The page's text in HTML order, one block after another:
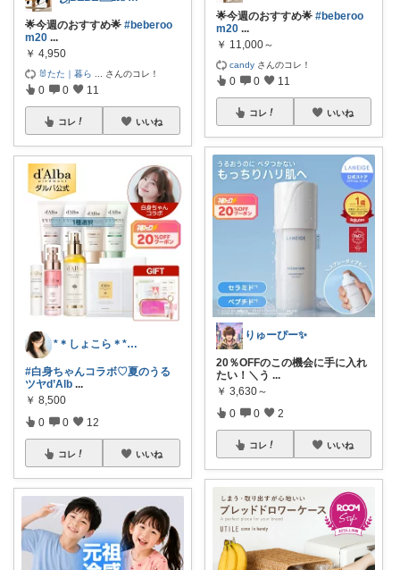
🌟今週のおすすめ🌟 #beberoo
m20 ...
￥ 4,950
🐰たた｜暮ら さんのコレ！
0 0 11
コレ いいね
*＊しょこら＊*朝コレ
#白身ちゃんコラボ♡夏のうる
ツヤd’Alb ...
￥ 8,500
0 0 12
コレ いいね
🌟今週のおすすめ🌟 #beberoo
m20 ...
￥ 11,000～
candy さんのコレ！
0 0 11
コレ いいね
りゅーぴー✨
20％OFFのこの機会に手に入れ
たい！＼う ...
￥ 3,630～
0 0 2
コレ いいね